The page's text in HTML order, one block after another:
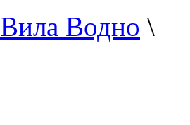
Вила Водно \